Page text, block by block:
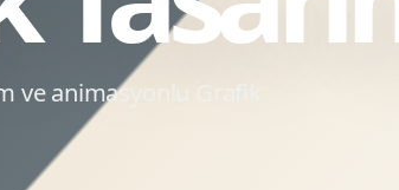
Tasarimi
Tasarimi
ve animasyonlu Grafik